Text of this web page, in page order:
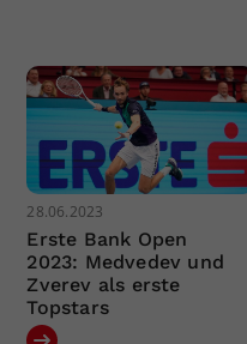
28.06.2023
Erste Bank Open
2023: Medvedev und
Zverev als erste
Topstars